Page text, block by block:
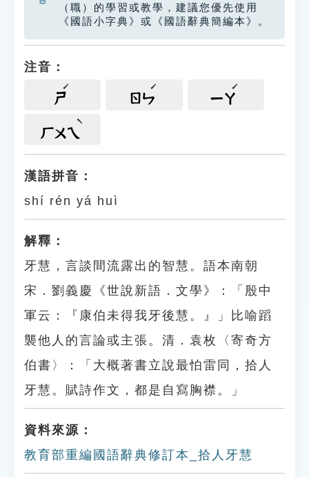
（職）的學習或教學，建議您優先使用
《國語小字典》或《國語辭典簡編本》。
注音：
ㄕ ㄖㄣ ㄧㄚ
ㄏㄨㄟ
漢語拼音：
shí rén yá huì
解釋：
牙慧，言談間流露出的智慧。語本南朝
宋．劉義慶《世說新語．文學》：「殷中
軍云：『康伯未得我牙後慧。』」比喻蹈
襲他人的言論或主張。清．袁枚〈寄奇方
伯書〉：「大概著書立說最怕雷同，拾人
牙慧。賦詩作文，都是自寫胸襟。」
資料來源：
教育部重編國語辭典修訂本_拾人牙慧